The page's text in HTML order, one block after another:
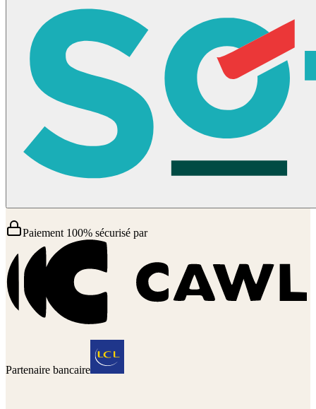
Paiement 100% sécurisé par
Partenaire bancaire